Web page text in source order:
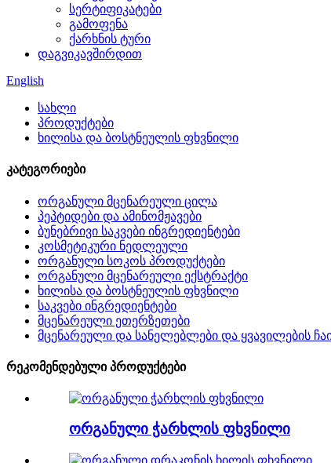
სერტიფიკატები
გამოფენა
ქარხნის ტური
დაგვიკავშირდით
English
სახლი
პროდუქტები
ხილისა და ბოსტნეულის ფხვნილი
კატეგორიები
ორგანული მცენარეული ცილა
პეპტიდები და ამინომჟავები
ბუნებრივი საკვები ინგრედიენტები
კოსმეტიკური ნედლეული
ორგანული სოკოს პროდუქტები
ორგანული მცენარეული ექსტრაქტი
ხილისა და ბოსტნეულის ფხვნილი
საკვები ინგრედიენტები
მცენარეული ეთერზეთები
მცენარეული და სანელებლები და ყვავილების
რეკომენდებული პროდუქტები
ორგანული ჭარხლის ფხვნილი